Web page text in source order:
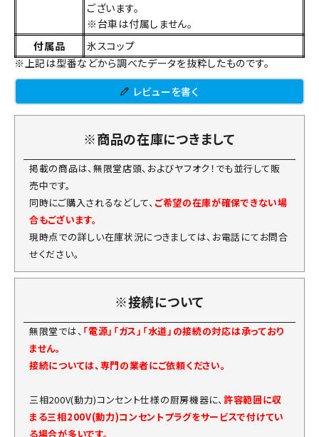
ございます。
※台車は付属しません。
付属品
氷スコップ
※上記は型番などから調べたデータを抜粋したものです。
レビューを書く
※商品の在庫につきまして
掲載の商品は、無限堂店頭、およびヤフオク！でも並行して販
売中です。
同時にご購入されるなどして、 ご希望の在庫が確保できない場
合もございます。
現時点での詳しい在庫状況につきましては、お電話にてお問合
せください。
※接続について
無限堂では、 「電源」「ガス」「水道」の接続の対応は承っており
ません。
接続については、専門の業者にご依頼ください。
三相200V(動力)コンセント仕様の厨房機器に、許容範囲に収
まる三相200V(動力)コンセントプラグをサービスで付けてい
る場合が多いです。